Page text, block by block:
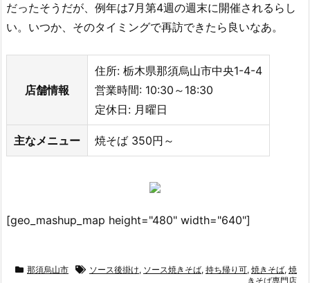
だったそうだが、例年は7月第4週の週末に開催されるらし
い。いつか、そのタイミングで再訪できたら良いなあ。
店舗情報
住所: 栃木県那須烏山市中央1-4-4
営業時間: 10:30～18:30
定休日: 月曜日
主なメニュー 焼そば 350円～
[geo_mashup_map height="480" width="640"]
那須烏山市 ソース後掛け, ソース焼きそば, 持ち帰り可, 焼きそば, 焼
きそば専門店